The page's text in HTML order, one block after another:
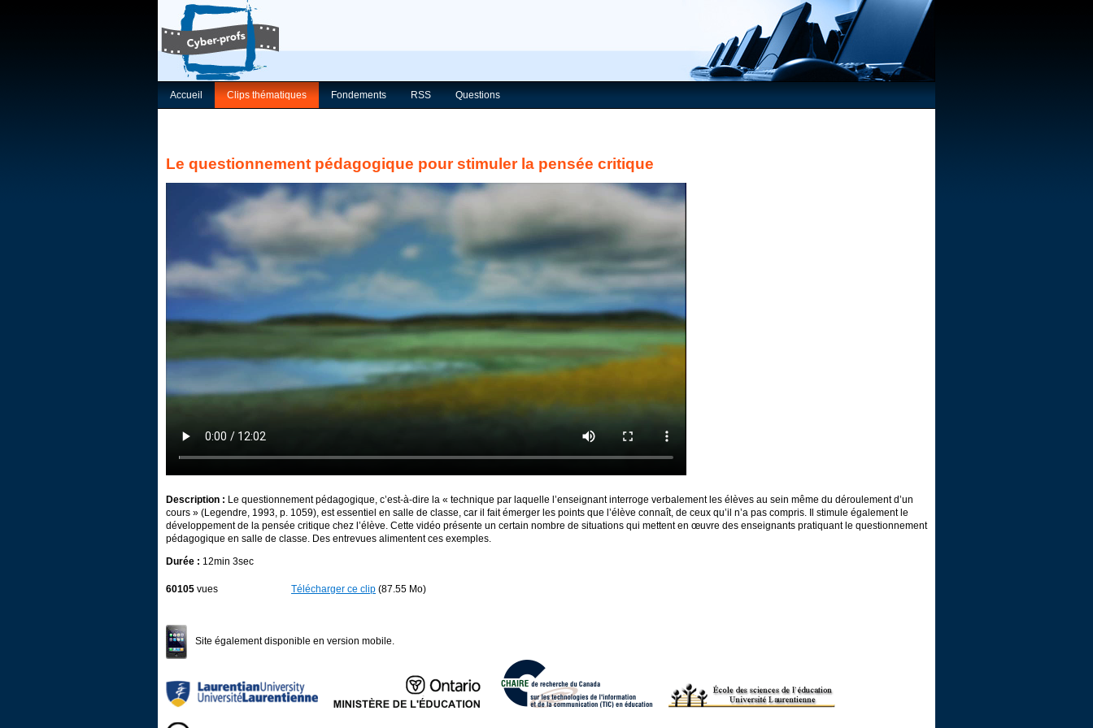
Accueil Clips thématiques Fondements RSS Questions
Le questionnement pédagogique pour stimuler la pensée critique
Description : Le questionnement pédagogique, c’est-à-dire la « technique par laquelle l’enseignant interroge verbalement les élèves au sein même du déroulement d’un
cours » (Legendre, 1993, p. 1059), est essentiel en salle de classe, car il fait émerger les points que l’élève connaît, de ceux qu’il n’a pas compris. Il stimule également le
développement de la pensée critique chez l’élève. Cette vidéo présente un certain nombre de situations qui mettent en œuvre des enseignants pratiquant le questionnement
pédagogique en salle de classe. Des entrevues alimentent ces exemples.
Durée : 12min 3sec
60105 vues Télécharger ce clip (87.55 Mo)
Site également disponible en version mobile.